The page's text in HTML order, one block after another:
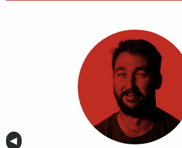
Anterior
◀︎